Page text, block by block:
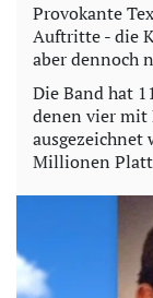
Provokante
Auftritte - die
aber dennoch
Die Band hat
denen vier
ausgezeichnet
Millionen